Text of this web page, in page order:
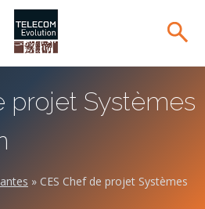
projet Systèmes
» CES Chef de projet Systèmes